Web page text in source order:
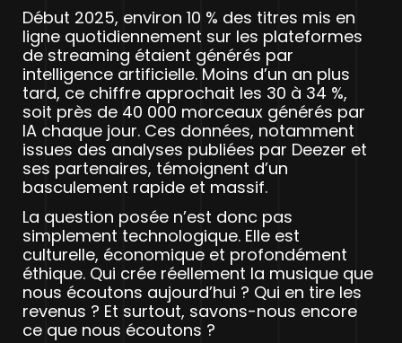
Début 2025, environ 10 % des titres mis en
ligne quotidiennement sur les plateformes
de streaming étaient générés par
intelligence artificielle. Moins d’un an plus
tard, ce chiffre approchait les 30 à 34 %,
soit près de 40 000 morceaux générés par
IA chaque jour. Ces données, notamment
issues des analyses publiées par Deezer et
ses partenaires, témoignent d’un
basculement rapide et massif.
La question posée n’est donc pas
simplement technologique. Elle est
culturelle, économique et profondément
éthique. Qui crée réellement la musique que
nous écoutons aujourd’hui ? Qui en tire les
revenus ? Et surtout, savons-nous encore
ce que nous écoutons ?